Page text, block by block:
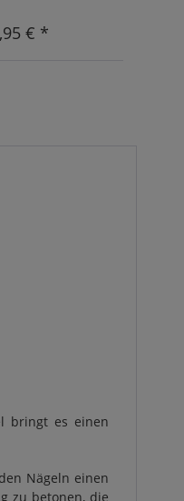
€ *
bringt es einen
Nägeln einen
zu betonen, die